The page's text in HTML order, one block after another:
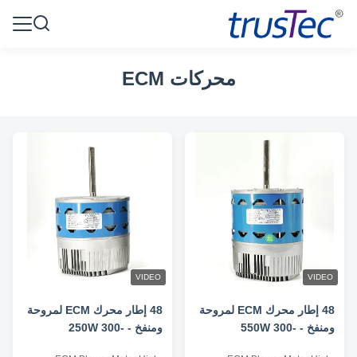
محركات ECM
VIDEO
48 إطار محرك ECM لمروحة
ومنفخ - 550W 300-
VIDEO
48 إطار محرك ECM لمروحة
ومنفخ - 250W 300-